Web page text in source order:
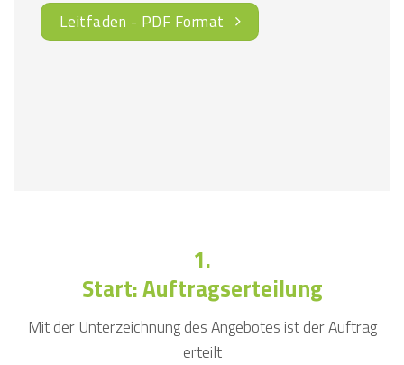
Leitfaden - PDF Format
1.
Start: Auftragserteilung
Mit der Unterzeichnung des Angebotes ist der Auftrag
erteilt